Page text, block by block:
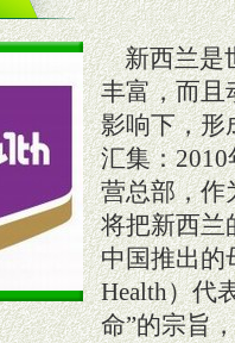
新西兰是
丰富，而且
影响下，形
汇集：
营总部，作
将把新西兰
中国推出的
Health）代
命”的宗旨